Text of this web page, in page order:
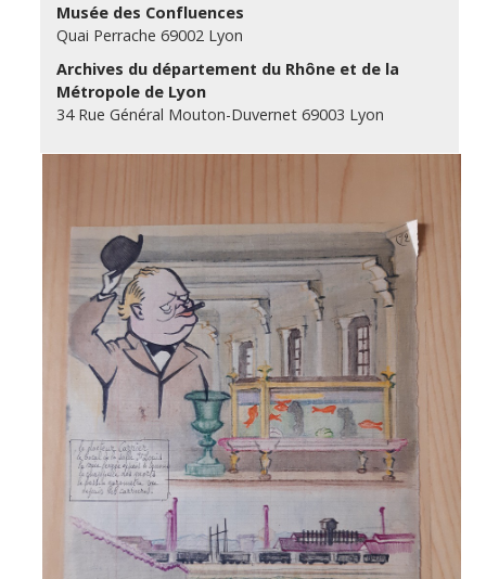
Musée des Confluences
Quai Perrache 69002 Lyon
Archives du département du Rhône et de la
Métropole de Lyon
34 Rue Général Mouton-Duvernet 69003 Lyon